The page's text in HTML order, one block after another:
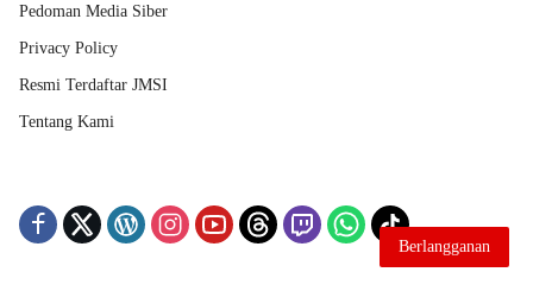
Pedoman Media Siber
Privacy Policy
Resmi Terdaftar JMSI
Tentang Kami
Berlangganan